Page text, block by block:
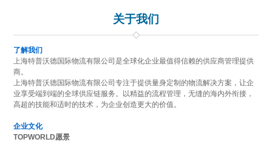
关于我们
了解我们
上海特普沃德国际物流有限公司是全球化企业最值得信赖的供应商管理提供
商。
上海特普沃德国际物流有限公司专注于提供量身定制的物流解决方案，让企
业享受端到端的全球供应链服务。以精益的流程管理，无缝的海内外衔接，
高超的技能和适时的技术，为企业创造更大的价值。
企业文化
TOPWORLD愿景